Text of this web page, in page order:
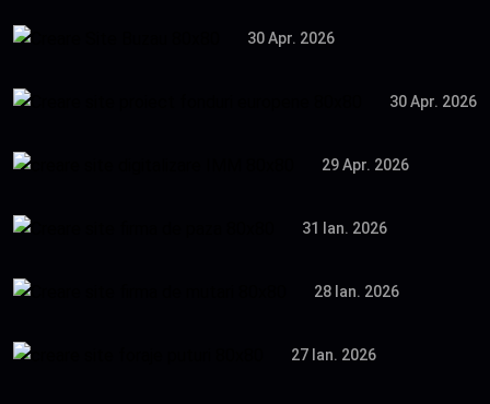
30 Apr. 2026
30 Apr. 2026
29 Apr. 2026
31 Ian. 2026
28 Ian. 2026
27 Ian. 2026